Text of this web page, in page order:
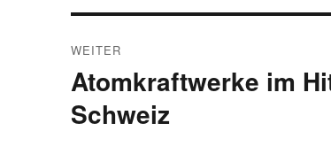
WEITER
Nächster
Beitrag:
Atomkraftwerke im
Schweiz